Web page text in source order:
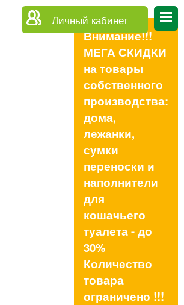
Личный кабинет
Внимание!!!
МЕГА СКИДКИ
на товары
собственного
производства:
дома,
лежанки,
сумки
переноски и
наполнители
для
кошачьего
туалета - до
30%
Количество
товара
ограничено !!!